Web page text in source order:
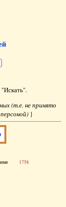
(т.е. не принято
}
1758